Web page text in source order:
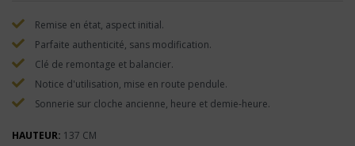
Remise en état, aspect initial.
Parfaite authenticité, sans modification.
Clé de remontage et balancier.
Notice d'utilisation, mise en route pendule.
Sonnerie sur cloche ancienne, heure et demie-heure.
HAUTEUR: 137 CM